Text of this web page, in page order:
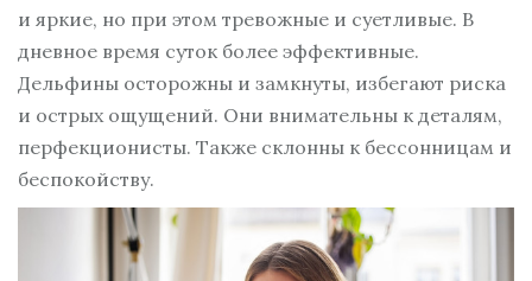
и яркие, но при этом тревожные и суетливые. В
дневное время суток более эффективные.
Дельфины осторожны и замкнуты, избегают риска
и острых ощущений. Они внимательны к деталям,
перфекционисты. Также склонны к бессонницам и
беспокойству.